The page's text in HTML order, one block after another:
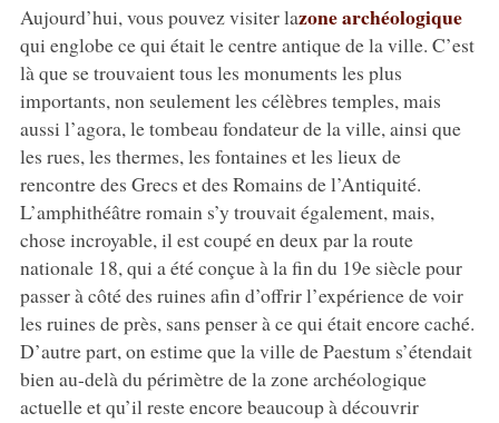
Aujourd’hui, vous pouvez visiter lazone archéologique
qui englobe ce qui était le centre antique de la ville. C’est
là que se trouvaient tous les monuments les plus
importants, non seulement les célèbres temples, mais
aussi l’agora, le tombeau fondateur de la ville, ainsi que
les rues, les thermes, les fontaines et les lieux de
rencontre des Grecs et des Romains de l’Antiquité.
L’amphithéâtre romain s’y trouvait également, mais,
chose incroyable, il est coupé en deux par la route
nationale 18, qui a été conçue à la fin du 19e siècle pour
passer à côté des ruines afin d’offrir l’expérience de voir
les ruines de près, sans penser à ce qui était encore caché.
D’autre part, on estime que la ville de Paestum s’étendait
bien au-delà du périmètre de la zone archéologique
actuelle et qu’il reste encore beaucoup à découvrir